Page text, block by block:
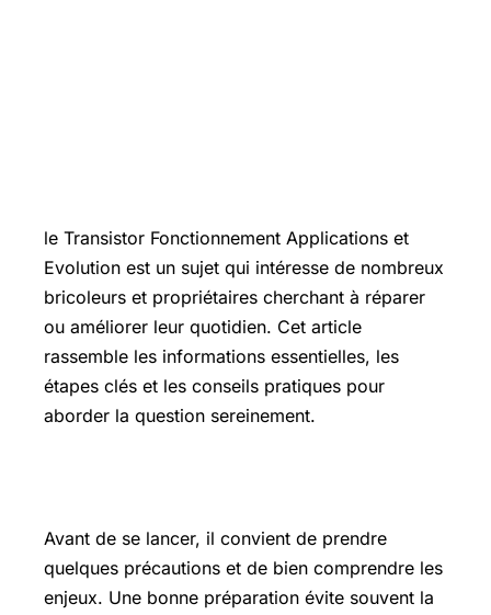
le Transistor Fonctionnement Applications et
Evolution est un sujet qui intéresse de nombreux
bricoleurs et propriétaires cherchant à réparer
ou améliorer leur quotidien. Cet article
rassemble les informations essentielles, les
étapes clés et les conseils pratiques pour
aborder la question sereinement.
Avant de se lancer, il convient de prendre
quelques précautions et de bien comprendre les
enjeux. Une bonne préparation évite souvent la